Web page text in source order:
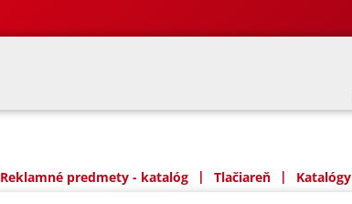
Reklamné predmety - katalóg | Tlačiareň | Katalógy